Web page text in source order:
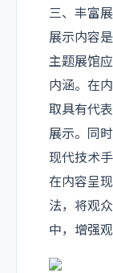
三、丰富
展示内容
主题展馆
内涵。在
取具有代
展示。同
现代技术
在内容呈
法，将观
中，增强